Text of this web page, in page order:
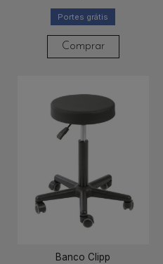
Portes grátis
Comprar
Banco Clipp